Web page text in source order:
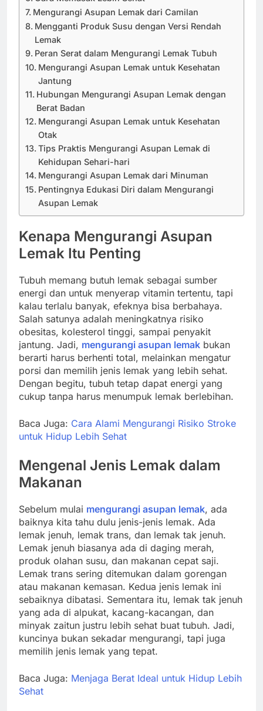
Mengurangi Asupan Lemak dari Camilan
Mengganti Produk Susu dengan Versi Rendah
Lemak
Peran Serat dalam Mengurangi Lemak Tubuh
Mengurangi Asupan Lemak untuk Kesehatan
Jantung
Hubungan Mengurangi Asupan Lemak dengan
Berat Badan
Mengurangi Asupan Lemak untuk Kesehatan
Otak
Tips Praktis Mengurangi Asupan Lemak di
Kehidupan Sehari-hari
Mengurangi Asupan Lemak dari Minuman
Pentingnya Edukasi Diri dalam Mengurangi
Asupan Lemak
Kenapa Mengurangi Asupan
Lemak Itu Penting
Tubuh memang butuh lemak sebagai sumber
energi dan untuk menyerap vitamin tertentu, tapi
kalau terlalu banyak, efeknya bisa berbahaya.
Salah satunya adalah meningkatnya risiko
obesitas, kolesterol tinggi, sampai penyakit
jantung. Jadi, mengurangi asupan lemak bukan
berarti harus berhenti total, melainkan mengatur
porsi dan memilih jenis lemak yang lebih sehat.
Dengan begitu, tubuh tetap dapat energi yang
cukup tanpa harus menumpuk lemak berlebihan.
Baca Juga: Cara Alami Mengurangi Risiko Stroke
untuk Hidup Lebih Sehat
Mengenal Jenis Lemak dalam
Makanan
Sebelum mulai mengurangi asupan lemak, ada
baiknya kita tahu dulu jenis-jenis lemak. Ada
lemak jenuh, lemak trans, dan lemak tak jenuh.
Lemak jenuh biasanya ada di daging merah,
produk olahan susu, dan makanan cepat saji.
Lemak trans sering ditemukan dalam gorengan
atau makanan kemasan. Kedua jenis lemak ini
sebaiknya dibatasi. Sementara itu, lemak tak jenuh
yang ada di alpukat, kacang-kacangan, dan
minyak zaitun justru lebih sehat buat tubuh. Jadi,
kuncinya bukan sekadar mengurangi, tapi juga
memilih jenis lemak yang tepat.
Baca Juga: Menjaga Berat Ideal untuk Hidup Lebih
Sehat